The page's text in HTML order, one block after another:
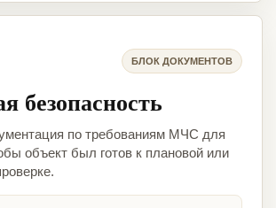
БЛОК ДОКУМЕНТОВ
безопасность
по требованиям МЧС для
объект был готов к плановой или